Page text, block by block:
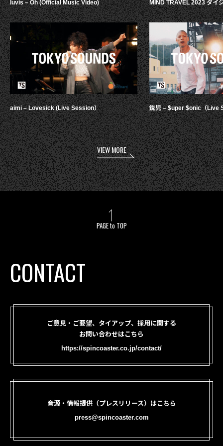
luvis – Oh (Official Music Video)
aimi – Lovesick (Live Session）
MIND TRAVEL 2023 ダイ
鋭児 – $uper $onic（Live
VIEW MORE
PAGE to TOP
CONTACT
ご意見・ご要望、タイアップ、採用に関する
お問い合わせはこちら
https://spincoaster.co.jp/contact/
音源・情報提供（プレスリリース）はこちら
press@spincoaster.com